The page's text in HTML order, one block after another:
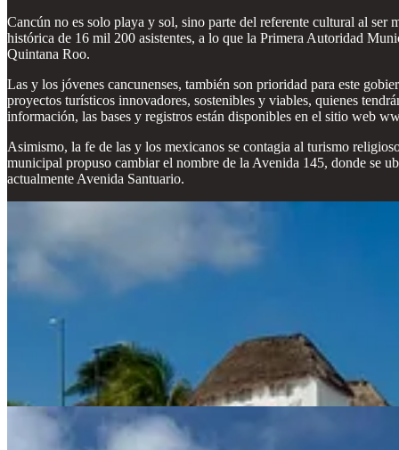
Cancún no es solo playa y sol, sino parte del referente cultural al
histórica de 16 mil 200 asistentes, a lo que la Primera Autoridad
Quintana Roo.
Las y los jóvenes cancunenses, también son prioridad para este
proyectos turísticos innovadores, sostenibles y viables, quienes
información, las bases y registros están disponibles en el sitio web
Asimismo, la fe de las y los mexicanos se contagia al turismo
municipal propuso cambiar el nombre de la Avenida 145, donde se
actualmente Avenida Santuario.